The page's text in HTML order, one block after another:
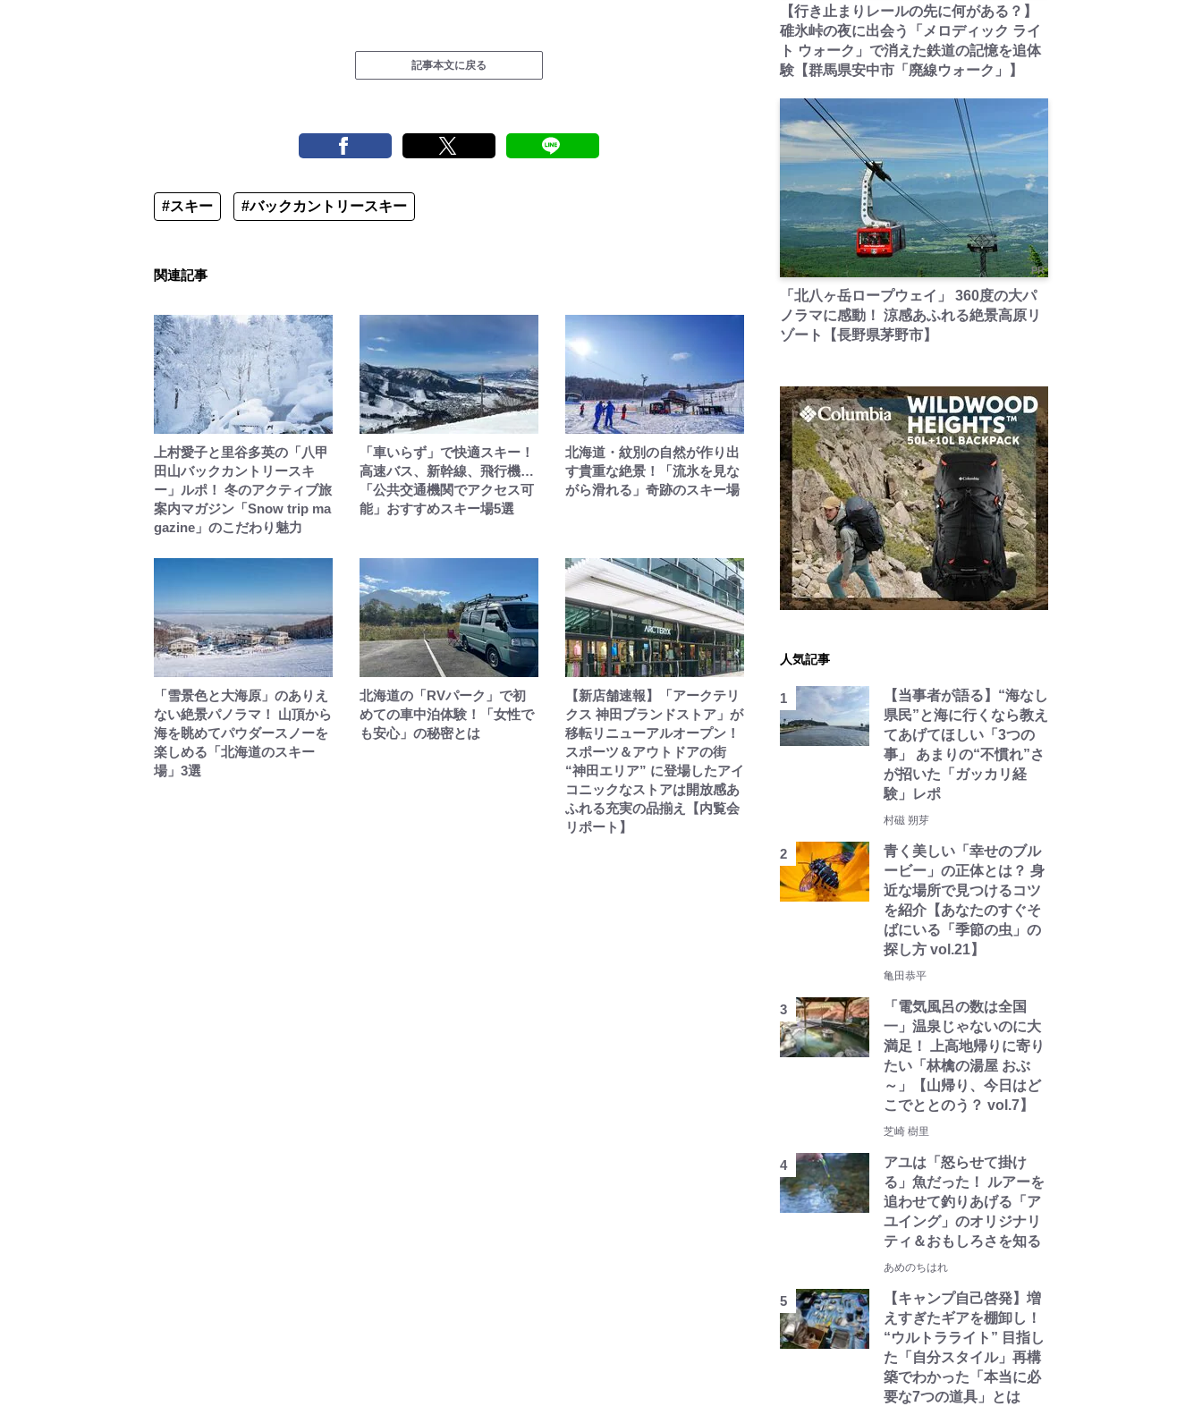
記事本文に戻る
#スキー #バックカントリースキー
関連記事
上村愛子と里谷多英の「八甲
田山バックカントリースキ
ー」ルポ！ 冬のアクティブ旅
案内マガジン「Snow trip ma
gazine」のこだわり魅力
「車いらず」で快適スキー！
高速バス、新幹線、飛行機…
「公共交通機関でアクセス可
能」おすすめスキー場5選
北海道・紋別の自然が作り出
す貴重な絶景！「流氷を見な
がら滑れる」奇跡のスキー場
「雪景色と大海原」のありえ
ない絶景パノラマ！ 山頂から
海を眺めてパウダースノーを
楽しめる「北海道のスキー
場」3選
北海道の「RVパーク」で初
めての車中泊体験！「女性で
も安心」の秘密とは
【新店舗速報】「アークテリ
クス 神田ブランドストア」が
移転リニューアルオープン！
スポーツ＆アウトドアの街
“神田エリア” に登場したアイ
コニックなストアは開放感あ
ふれる充実の品揃え【内覧会
リポート】
【行き止まりレールの先に何がある？】
碓氷峠の夜に出会う「メロディック ライ
ト ウォーク」で消えた鉄道の記憶を追体
験【群馬県安中市「廃線ウォーク」】
PR
「北八ヶ岳ロープウェイ」 360度の大パ
ノラマに感動！ 涼感あふれる絶景高原リ
ゾート【長野県茅野市】
人気記事
【当事者が語る】“海なし
県民”と海に行くなら教え
てあげてほしい「3つの
事」 あまりの“不慣れ”さ
が招いた「ガッカリ経
験」レポ
村磁 朔芽
青く美しい「幸せのブル
ービー」の正体とは？ 身
近な場所で見つけるコツ
を紹介【あなたのすぐそ
ばにいる「季節の虫」の
探し方 vol.21】
亀田恭平
「電気風呂の数は全国
一」温泉じゃないのに大
満足！ 上高地帰りに寄り
たい「林檎の湯屋 おぶ
～」【山帰り、今日はど
こでととのう？ vol.7】
芝崎 樹里
アユは「怒らせて掛け
る」魚だった！ ルアーを
追わせて釣りあげる「ア
ユイング」のオリジナリ
ティ＆おもしろさを知る
あめのちはれ
【キャンプ自己啓発】増
えすぎたギアを棚卸し！
“ウルトラライト” 目指し
た「自分スタイル」再構
築でわかった「本当に必
要な7つの道具」とは